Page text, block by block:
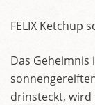
FELIX Ketchup
Das Geheimnis
drinsteckt, wird